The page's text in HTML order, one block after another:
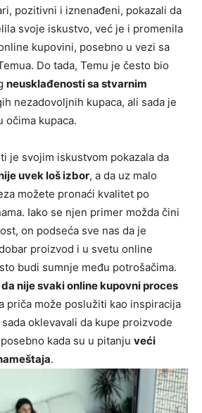
pozitivni i iznenađeni, pokazali da
svoje iskustvo, već je i promenila
kupovini, posebno u vezi sa
Do tada, Temu je često bio
neusklađenosti sa stvarnim
nezadovoljnih kupaca, ali sada je
očima kupaca.
je svojim iskustvom pokazala da
uvek loš izbor, a da uz malo
možete pronaći kvalitet po
Iako se njen primer možda čini
on podseća sve nas da je
proizvod i u svetu online
budi sumnje među potrošačima.
nije svaki online kupovni proces
priča može poslužiti kao inspiracija
oklevavali da kupe proizvode
kada su u pitanju veći
.